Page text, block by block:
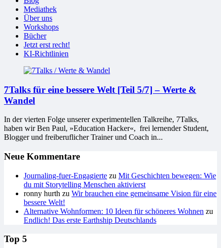
Mediathek
Über uns
Workshops
Bücher
Jetzt erst recht!
KI-Richtlinien
7Talks für eine bessere Welt [Teil 5/7] – Werte &
Wandel
In der vierten Folge unserer experimentellen Talkreihe, 7Talks,
haben wir Ben Paul, »Edu­ca­tion Hacker«, frei ler­nen­der Stu­dent,
Blog­ger und frei­be­ruf­licher Trai­ner und Coach in...
Neue Kommentare
Journaling-fuer-Engagierte zu Mit Geschichten bewegen: Wie
du mit Storytelling Menschen aktivierst
ronny hurth zu Wir brauchen eine gemeinsame Vision für eine
bessere Welt!
Alternative Wohnformen: 10 Ideen für schöneres Wohnen zu
Endlich! Das erste Earthship Deutschlands
Top 5